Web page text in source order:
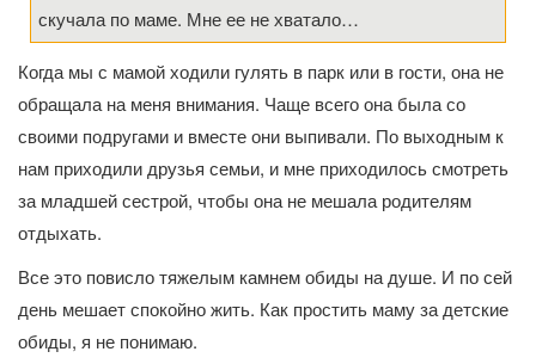
скучала по маме. Мне ее не хватало…
Когда мы с мамой ходили гулять в парк или в гости, она не
обращала на меня внимания. Чаще всего она была со
своими подругами и вместе они выпивали. По выходным к
нам приходили друзья семьи, и мне приходилось смотреть
за младшей сестрой, чтобы она не мешала родителям
отдыхать.
Все это повисло тяжелым камнем обиды на душе. И по сей
день мешает спокойно жить. Как простить маму за детские
обиды, я не понимаю.